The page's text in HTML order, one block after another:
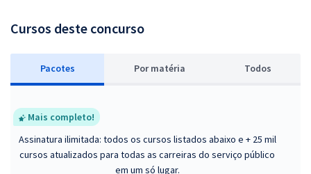
Cursos deste concurso
Pacotes Por matéria Todos
Mais completo!
Assinatura ilimitada: todos os cursos listados abaixo e + 25 mil
cursos atualizados para todas as carreiras do serviço público
em um só lugar.